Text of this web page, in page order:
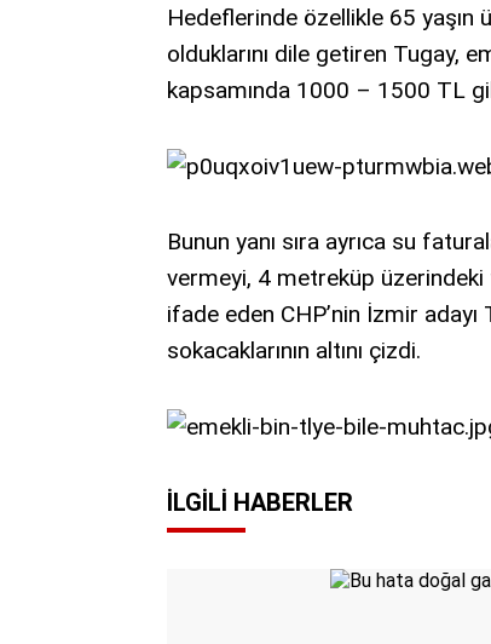
Hedeflerinde özellikle 65 yaşın
olduklarını dile getiren Tugay,
kapsamında 1000 – 1500 TL
Bunun yanı sıra ayrıca su
vermeyi, 4 metreküp üzerindeki
ifade eden CHP’nin İzmir
sokacaklarının altını çizdi.
İLGILI HABERLER